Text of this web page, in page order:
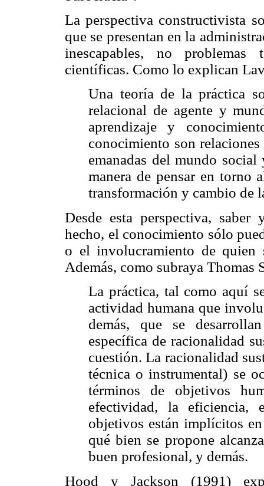
La perspectiva constructivista
que se presentan en la
inescapables, no
científicas. Como lo explican
Una teoría de la práctica
relacional de agente y
aprendizaje y
conocimiento son
emanadas del mundo
manera de pensar en torno
transformación y cambio de
Desde esta perspectiva,
hecho, el conocimiento sólo
o el involucramiento de quien
Además, como subraya Thomas
La práctica, tal como aquí
actividad humana que
demás, que se
específica de racionalidad
cuestión. La racionalidad
técnica o instrumental) se
términos de objetivos
efectividad, la eficiencia,
objetivos están implícitos en
qué bien se propone
buen profesional, y demás.
Hood y Jackson (1991)